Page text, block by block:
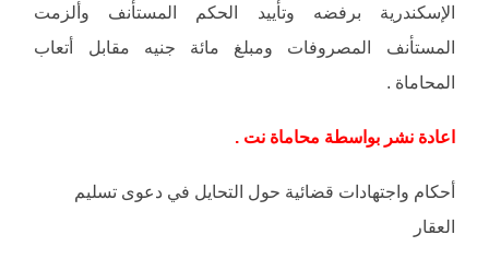
الإسكندرية برفضه وتأييد الحكم المستأنف وألزمت
المستأنف المصروفات ومبلغ مائة جنيه مقابل أتعاب
المحاماة .
اعادة نشر بواسطة محاماة نت .
أحكام واجتهادات قضائية حول التحايل في دعوى تسليم
العقار